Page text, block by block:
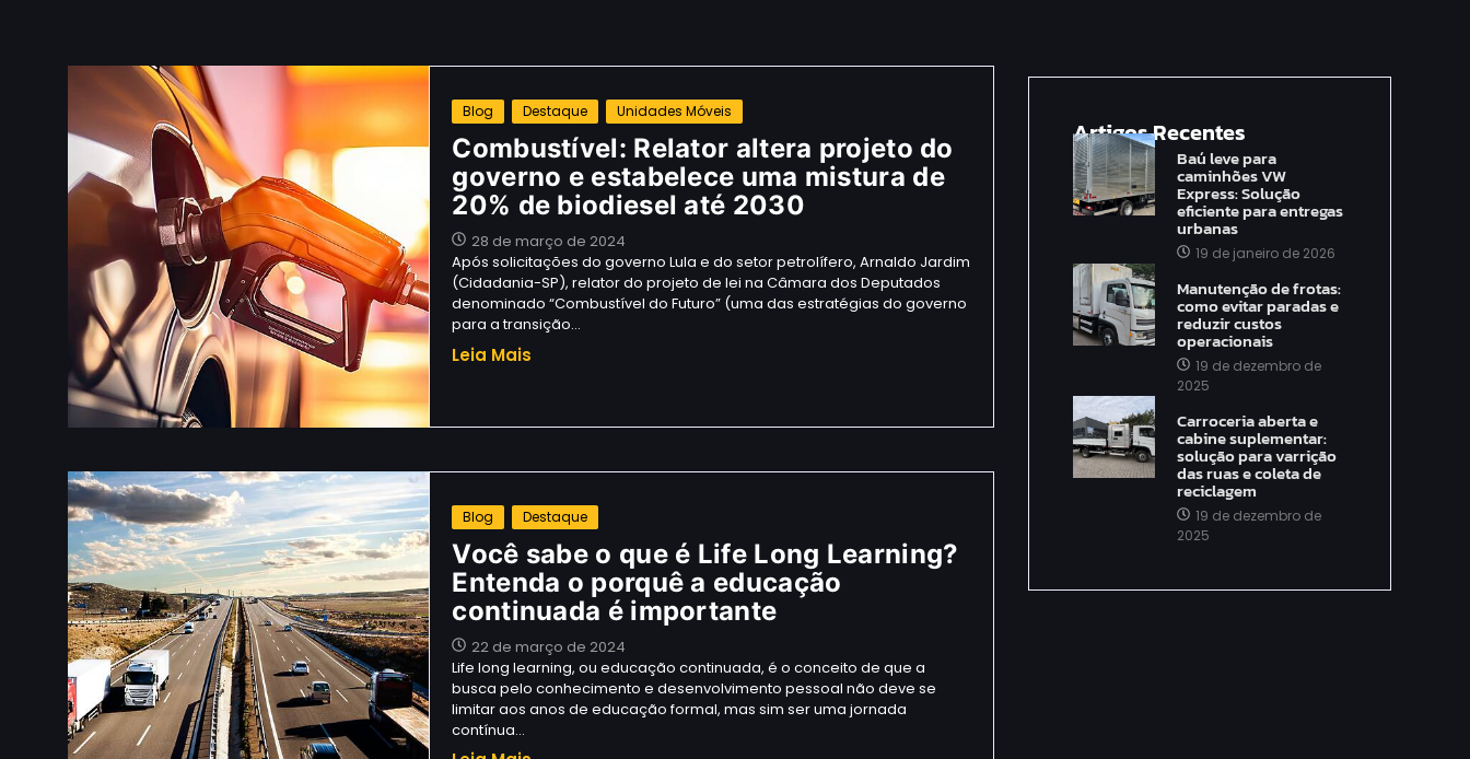
Blog Destaque Unidades Móveis
Combustível: Relator altera projeto do
governo e estabelece uma mistura de
20% de biodiesel até 2030
28 de março de 2024
Após solicitações do governo Lula e do setor petrolífero, Arnaldo Jardim
(Cidadania-SP), relator do projeto de lei na Câmara dos Deputados
denominado “Combustível do Futuro” (uma das estratégias do governo
para a transição…
Leia Mais
Blog Destaque
Você sabe o que é Life Long Learning?
Entenda o porquê a educação
continuada é importante
22 de março de 2024
Life long learning, ou educação continuada, é o conceito de que a
busca pelo conhecimento e desenvolvimento pessoal não deve se
limitar aos anos de educação formal, mas sim ser uma jornada
contínua…
Artigos Recentes
Baú leve para
caminhões VW
Express: Solução
eficiente para entregas
urbanas
19 de janeiro de 2026
Manutenção de frotas:
como evitar paradas e
reduzir custos
operacionais
19 de dezembro de
2025
Carroceria aberta e
cabine suplementar:
solução para varrição
das ruas e coleta de
reciclagem
19 de dezembro de
2025